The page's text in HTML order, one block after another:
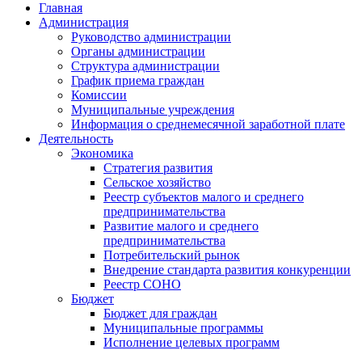
Главная
Администрация
Руководство администрации
Органы администрации
Структура администрации
График приема граждан
Комиссии
Муниципальные учреждения
Информация о среднемесячной заработной плате
Деятельность
Экономика
Стратегия развития
Сельское хозяйство
Реестр субъектов малого и среднего
предпринимательства
Развитие малого и среднего
предпринимательства
Потребительский рынок
Внедрение стандарта развития конкуренции
Реестр СОНО
Бюджет
Бюджет для граждан
Муниципальные программы
Исполнение целевых программ